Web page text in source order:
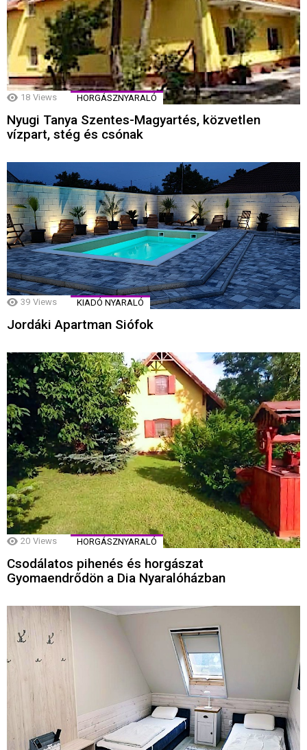
18 Views HORGÁSZNYARALÓ
Nyugi Tanya Szentes-Magyartés, közvetlen
vízpart, stég és csónak
39 Views KIADÓ NYARALÓ
Jordáki Apartman Siófok
20 Views HORGÁSZNYARALÓ
Csodálatos pihenés és horgászat
Gyomaendrődön a Dia Nyaralóházban